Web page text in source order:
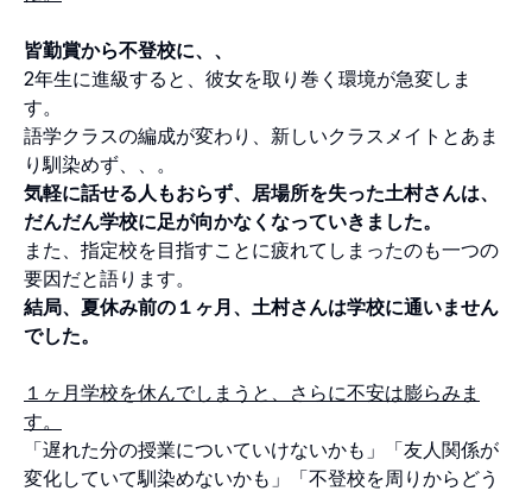
皆勤賞から不登校に、、
2年生に進級すると、彼女を取り巻く環境が急変しま
す。
語学クラスの編成が変わり、新しいクラスメイトとあま
り馴染めず、、。
気軽に話せる人もおらず、居場所を失った土村さんは、
だんだん学校に足が向かなくなっていきました。
また、指定校を目指すことに疲れてしまったのも一つの
要因だと語ります。
結局、夏休み前の１ヶ月、土村さんは学校に通いません
でした。
１ヶ月学校を休んでしまうと、さらに不安は膨らみま
す。
「遅れた分の授業についていけないかも」「友人関係が
変化していて馴染めないかも」「不登校を周りからどう